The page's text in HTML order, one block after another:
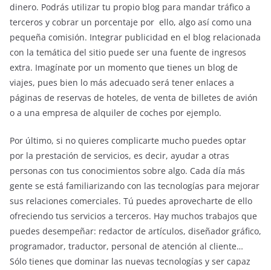
dinero. Podrás utilizar tu propio blog para mandar tráfico a
terceros y cobrar un porcentaje por ello, algo así como una
pequeña comisión. Integrar publicidad en el blog relacionada
con la temática del sitio puede ser una fuente de ingresos
extra. Imagínate por un momento que tienes un blog de
viajes, pues bien lo más adecuado será tener enlaces a
páginas de reservas de hoteles, de venta de billetes de avión
o a una empresa de alquiler de coches por ejemplo.
Por último, si no quieres complicarte mucho puedes optar
por la prestación de servicios, es decir, ayudar a otras
personas con tus conocimientos sobre algo. Cada día más
gente se está familiarizando con las tecnologías para mejorar
sus relaciones comerciales. Tú puedes aprovecharte de ello
ofreciendo tus servicios a terceros. Hay muchos trabajos que
puedes desempeñar: redactor de artículos, diseñador gráfico,
programador, traductor, personal de atención al cliente…
Sólo tienes que dominar las nuevas tecnologías y ser capaz